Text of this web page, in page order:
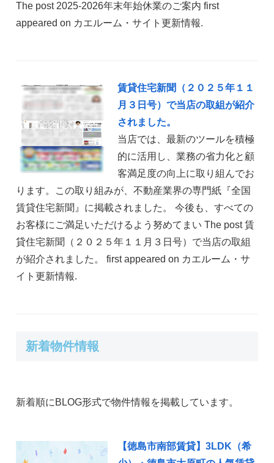
The post 2025-2026年末年始休業のご案内 first
appeared on カエルーム・サイト更新情報.
賃貸住宅新聞（２０２５年１１
月３日号）で当店の取組が紹介
されました。
当店では、最新のツールを積極
的に活用し、業務の省力化と顧
客満足度の向上に取り組んでお
ります。この取り組みが、不動産業界の専門紙『全国
賃貸住宅新聞』に掲載されました。 今後も、すべての
お客様にご満足いただけるよう努めてまい The post 賃
貸住宅新聞（２０２５年１１月３日号）で当店の取組
が紹介されました。 first appeared on カエルーム・サ
イト更新情報.
新着物件情報
新着順にBLOG形式で物件情報を掲載しています。
【徳島市南部賃貸】3LDK（希